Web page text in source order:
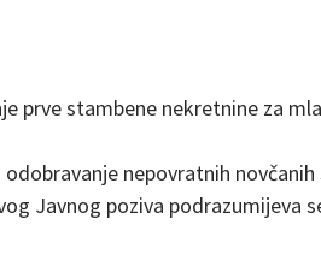
prve stambene nekretnine za
nepovratnih
Javnog poziva podrazumijeva